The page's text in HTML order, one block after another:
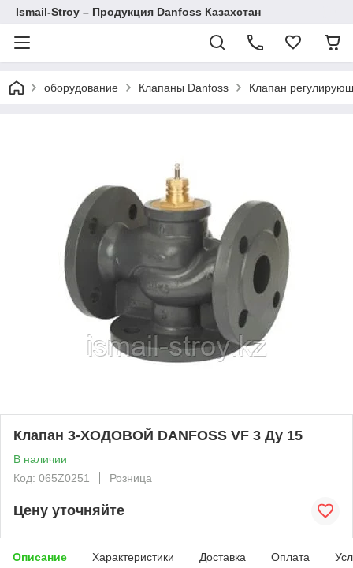
Ismail-Stroy – Продукция Danfoss Казахстан
оборудование Клапаны Danfoss Клапан
Клапан 3-ХОДОВОЙ DANFOSS VF 3 Ду 15
В наличии
Код: 065Z0251
Розница
Цену уточняйте
Описание Характеристики Доставка Оплата